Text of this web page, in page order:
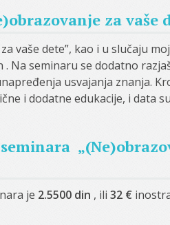
za vaše
vaše dete”, kao i u slučaju
Na seminaru se dodatno
usvajanja znanja.
i dodatne edukacije, i data
je 2.5500 din , ili 32 €